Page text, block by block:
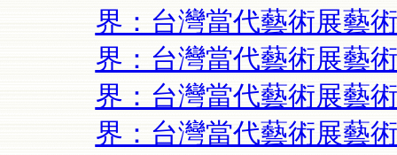
界：台灣當代藝術展藝
界：台灣當代藝術展藝
界：台灣當代藝術展藝
界：台灣當代藝術展藝